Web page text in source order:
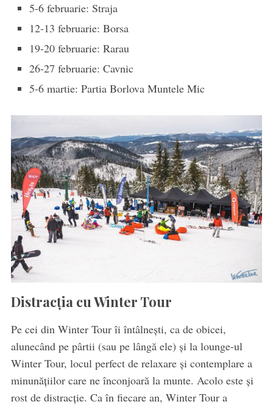
5-6 februarie: Straja
12-13 februarie: Borsa
19-20 februarie: Rarau
26-27 februarie: Cavnic
5-6 martie: Partia Borlova Muntele Mic
Distracția cu Winter Tour
Pe cei din Winter Tour îi întâlnești, ca de obicei,
alunecând pe pârtii (sau pe lângă ele) și la lounge-ul
Winter Tour, locul perfect de relaxare și contemplare a
minunățiilor care ne înconjoară la munte. Acolo este și
rost de distracție. Ca în fiecare an, Winter Tour a